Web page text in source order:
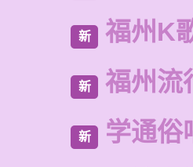
新 福州K
新 福州流
新 学通俗